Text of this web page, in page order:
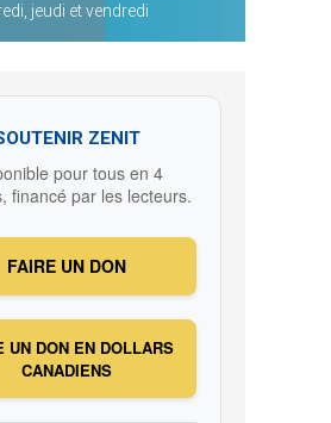
jeudi et vendredi
ZENIT
pour tous en 4
financé par les lecteurs.
FAIRE UN DON
UN DON EN DOLLARS
CANADIENS